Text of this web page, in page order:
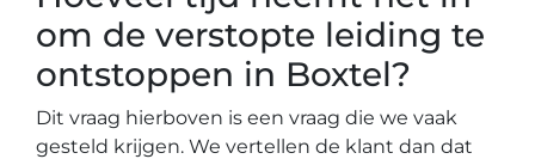
om de verstopte leiding te
ontstoppen in Boxtel?
Dit vraag hierboven is een vraag die we vaak
gesteld krijgen. We vertellen de klant dan dat